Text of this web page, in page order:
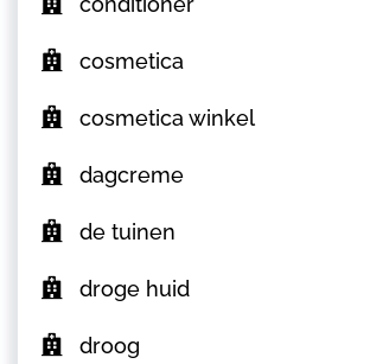
cosmetica
cosmetica winkel
dagcreme
de tuinen
droge huid
droog